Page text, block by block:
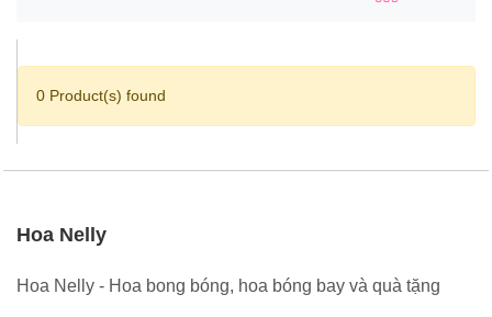
0 Product(s) found
Hoa Nelly
Hoa Nelly - Hoa bong bóng, hoa bóng bay và quà tặng